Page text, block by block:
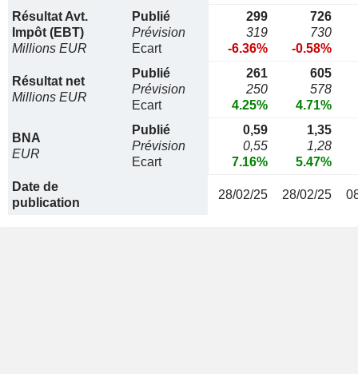
Résultat Avt.
Impôt (EBT)
Millions EUR
Publié
Prévision
Ecart
299
319
-6.36%
726
730
-0.58%
Résultat net
Millions EUR
Publié
Prévision
Ecart
261
250
4.25%
605
578
4.71%
BNA
EUR
Publié
Prévision
Ecart
0,59
0,55
7.16%
1,35
1,28
5.47%
Date de
publication
28/02/25 28/02/25